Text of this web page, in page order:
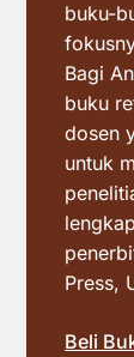
buku-
Bagi
buku
dosen
untuk
Press,
Beli